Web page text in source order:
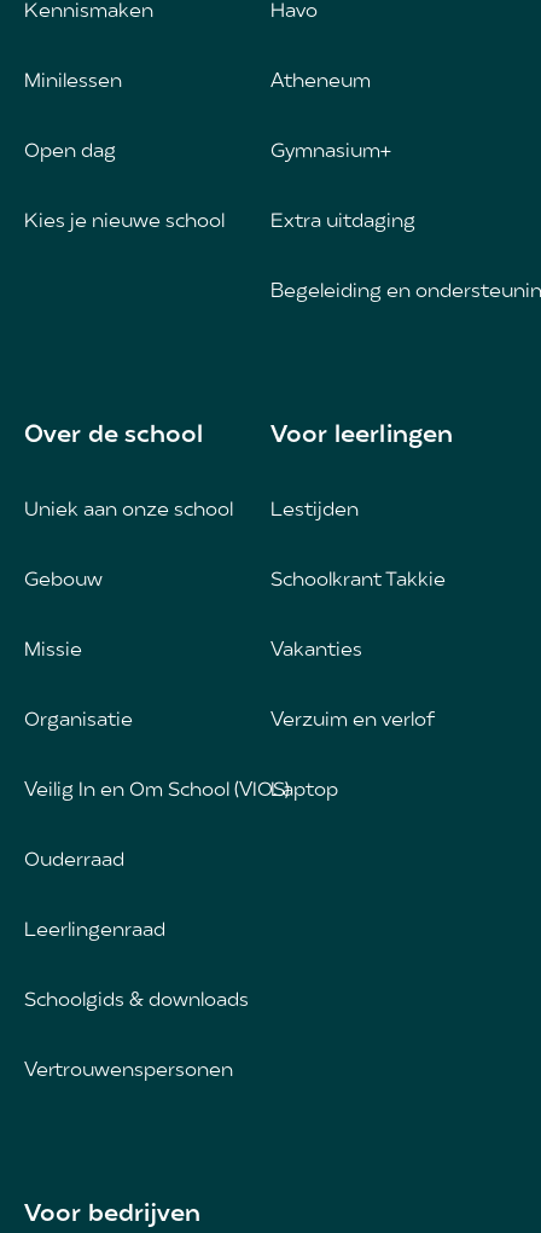
Kennismaken
Minilessen
Open dag
Kies je nieuwe school
Havo
Atheneum
Gymnasium+
Extra uitdaging
Begeleiding en
Over de school
Uniek aan onze school
Gebouw
Missie
Organisatie
Veilig In en Om School (VIOS)
Ouderraad
Leerlingenraad
Schoolgids & downloads
Vertrouwenspersonen
Voor leerlingen
Lestijden
Schoolkrant Takkie
Vakanties
Verzuim en verlof
Laptop
Voor bedrijven